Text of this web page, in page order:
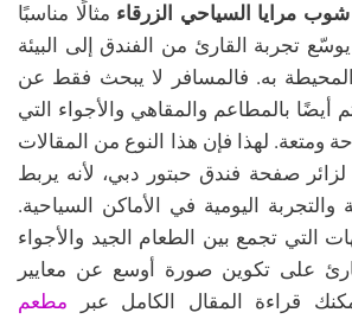
مرايا السياحي الزرقاء مثالًا مناسبًا
تجربة القارئ من الفندق إلى البيئة
المحيطة به. فالمسافر لا يبحث فقط عن
أيضًا بالمطاعم والمقاهي والأجواء التي
ومتعة. لهذا فإن هذا النوع من المقالات
صفحة فندق حبتور دبي، لأنه يربط
والتجربة اليومية في الأماكن السياحية.
التي تجمع بين الطعام الجيد والأجواء
على تكوين صورة أوسع عن معايير
قراءة المقال الكامل عبر مطعم